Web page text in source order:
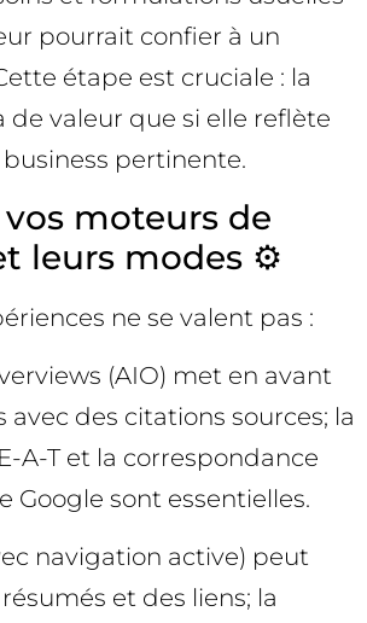
pourrait confier à un
étape est cruciale : la
de valeur que si elle reflète
pertinente.
moteurs de
leurs modes ⚙️
ne se valent pas :
(AIO) met en avant
avec des citations sources; la
A-T et la correspondance
Google sont essentielles.
navigation active) peut
et des liens; la